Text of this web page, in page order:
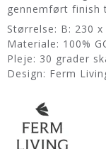
gennemført finish
Størrelse: B: 230
Materiale: 100%
Pleje: 30 grader
Design: Ferm